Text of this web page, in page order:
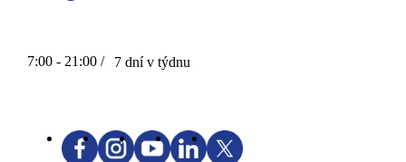
7:00 - 21:00 / 7 dní v týdnu